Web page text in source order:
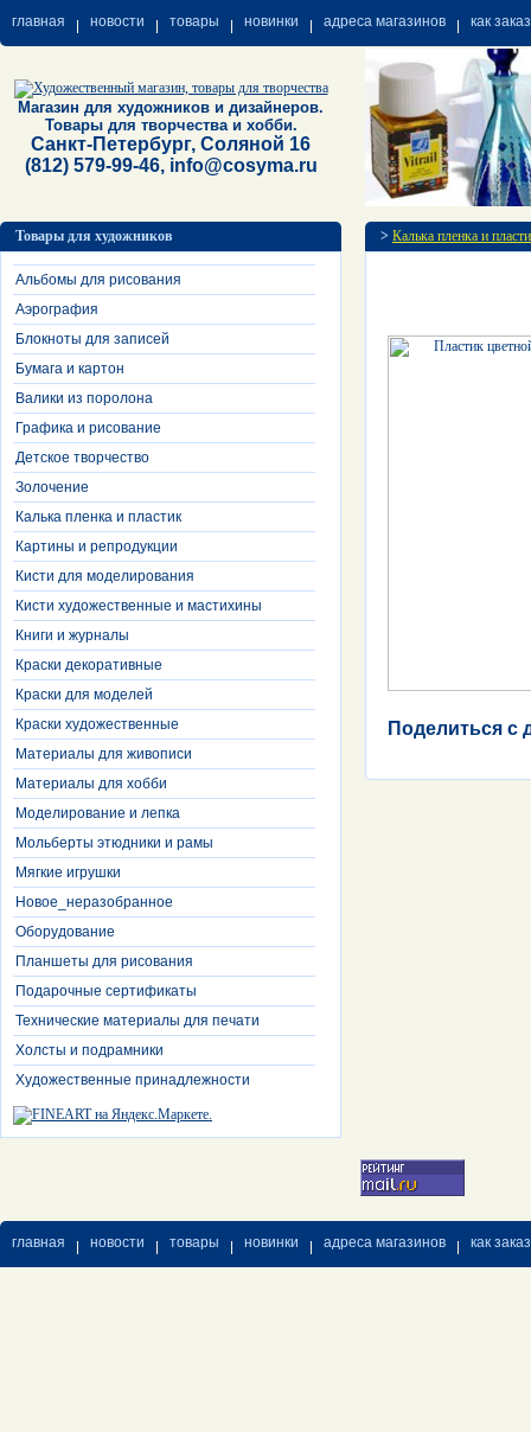
главная новости товары новинки адреса магазинов как
Магазин для художников и дизайнеров.
Товары для творчества и хобби.
Санкт-Петербург, Соляной 16
(812) 579-99-46, info@cosyma.ru
Товары для художников
Альбомы для рисования
Аэрография
Блокноты для записей
Бумага и картон
Валики из поролона
Графика и рисование
Детское творчество
Золочение
Калька пленка и пластик
Картины и репродукции
Кисти для моделирования
Кисти художественные и мастихины
Книги и журналы
Краски декоративные
Краски для моделей
Краски художественные
Материалы для живописи
Материалы для хобби
Моделирование и лепка
Мольберты этюдники и рамы
Мягкие игрушки
Новое_неразобранное
Оборудование
Планшеты для рисования
Подарочные сертификаты
Технические материалы для печати
Холсты и подрамники
Художественные принадлежности
> Калька пленка и
Поделиться с
главная новости товары новинки адреса магазинов как